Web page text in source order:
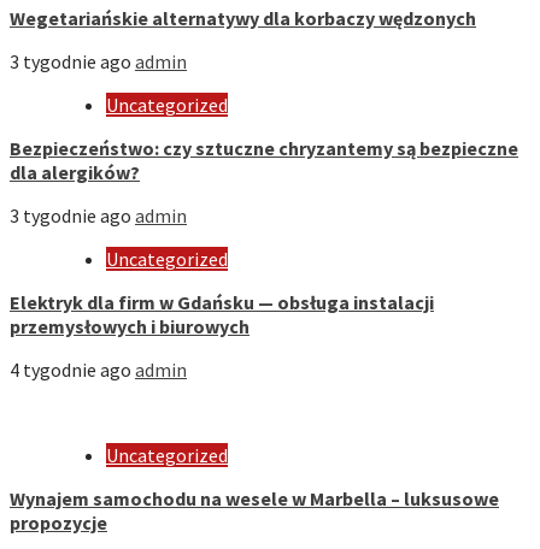
Wegetariańskie alternatywy dla korbaczy wędzonych
3 tygodnie ago admin
Uncategorized
Bezpieczeństwo: czy sztuczne chryzantemy są bezpieczne
dla alergików?
3 tygodnie ago admin
Uncategorized
Elektryk dla firm w Gdańsku — obsługa instalacji
przemysłowych i biurowych
4 tygodnie ago admin
Uncategorized
Wynajem samochodu na wesele w Marbella – luksusowe
propozycje